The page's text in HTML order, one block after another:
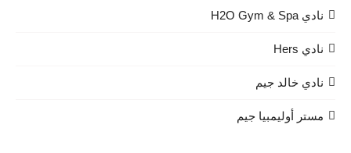
نادي H2O Gym & Spa
نادي Hers
نادي خالد جيم
مستر أوليمبيا جيم